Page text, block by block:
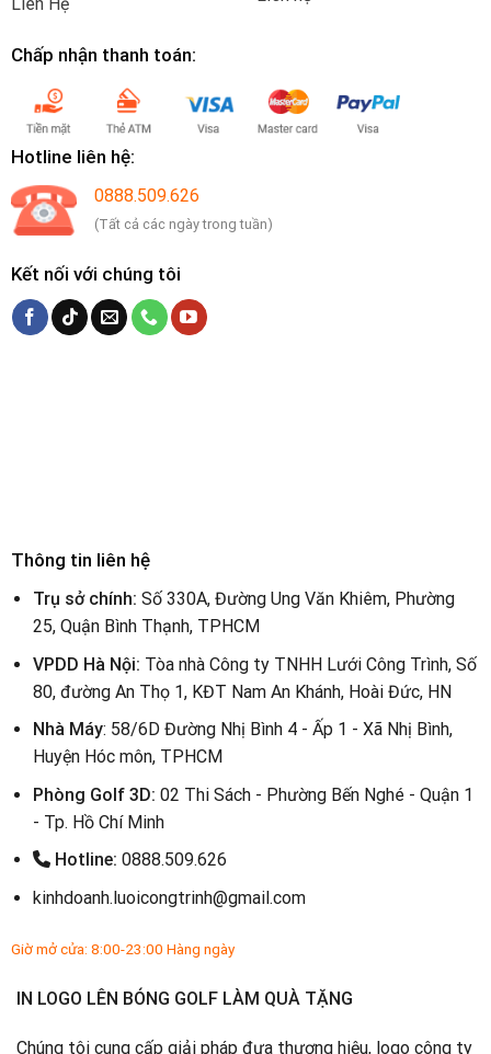
Chấp nhận thanh toán:
Hotline liên hệ:
0888.509.626
(Tất cả các ngày trong tuần)
Kết nối với chúng tôi
Thông tin liên hệ
Trụ sở chính: Số 330A, Đường Ung Văn Khiêm, Phường
25, Quận Bình Thạnh, TPHCM
VPDD Hà Nội: Tòa nhà Công ty TNHH Lưới Công Trình, Số
80, đường An Thọ 1, KĐT Nam An Khánh, Hoài Đức, HN
Nhà Máy: 58/6D Đường Nhị Bình 4 - Ấp 1 - Xã Nhị Bình,
Huyện Hóc môn, TPHCM
Phòng Golf 3D:02 Thi Sách - Phường Bến Nghé - Quận 1
- Tp. Hồ Chí Minh
Hotline: 0888.509.626
kinhdoanh.luoicongtrinh@gmail.com
Giờ mở cửa: 8:00-23:00 Hàng ngày
IN LOGO LÊN BÓNG GOLF LÀM QUÀ TẶNG
Chúng tôi cung cấp giải pháp đưa thương hiệu, logo công ty